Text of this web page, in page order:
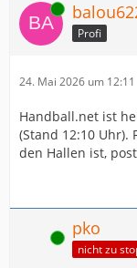
Online
Profi
24. Mai 2026 um 12:11
Handball.net ist
(Stand 12:10
den Hallen ist,
Online pko
nicht zu